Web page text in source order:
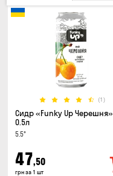
(1)
Сидр «Funky Up Черешня»
0.5л
5.5°
47,50
грн за 1 шт